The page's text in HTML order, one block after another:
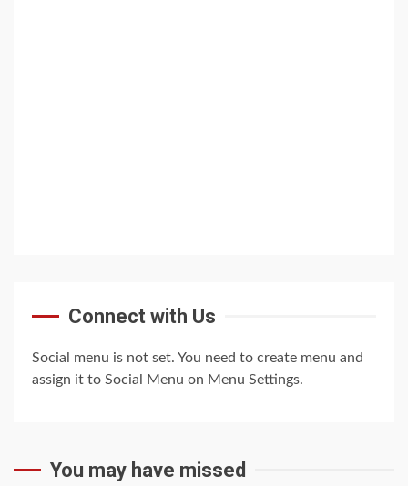
Connect with Us
Social menu is not set. You need to create menu and
assign it to Social Menu on Menu Settings.
You may have missed